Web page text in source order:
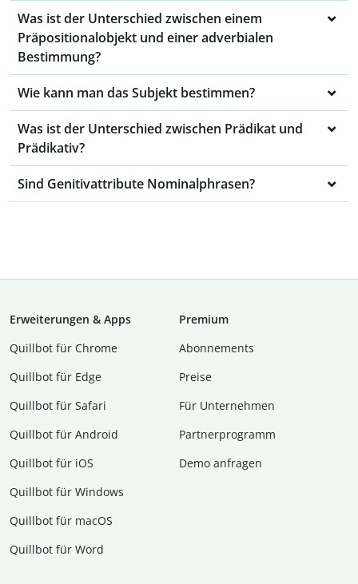
Was ist der Unterschied zwischen einem
Präpositionalobjekt und einer adverbialen
Bestimmung?
Wie kann man das Subjekt bestimmen?
Was ist der Unterschied zwischen Prädikat und
Prädikativ?
Sind Genitivattribute Nominalphrasen?
Erweiterungen & Apps
Quillbot für Chrome
Quillbot für Edge
Quillbot für Safari
Quillbot für Android
Quillbot für iOS
Quillbot für Windows
Quillbot für macOS
Quillbot für Word
Premium
Abon­ne­ments
Preise
Für Unternehmen
Partnerprogramm
Demo anfragen